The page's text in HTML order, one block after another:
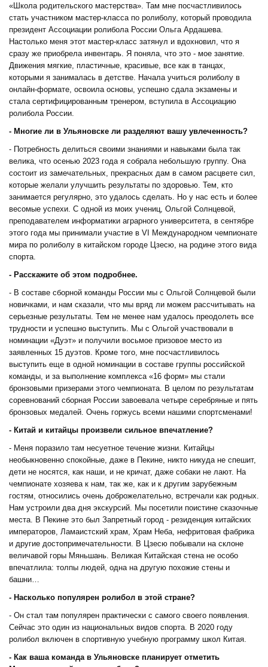
«Школа родительского мастерства». Там мне посчастливилось
стать участником мастер-класса по ролиболу, который проводила
президент Ассоциации ролибола России Ольга Ардашева.
Настолько меня этот мастер-класс затянул и вдохновил, что я
сразу же приобрела инвентарь. Я поняла, что это - мое занятие.
Движения мягкие, пластичные, красивые, все как в танцах,
которыми я занималась в детстве. Начала учиться ролиболу в
онлайн-формате, освоила основы, успешно сдала экзамены и
стала сертифицированным тренером, вступила в Ассоциацию
ролибола России.
- Многие ли в Ульяновске ли разделяют вашу увлеченность?
- Потребность делиться своими знаниями и навыками была так
велика, что осенью 2023 года я собрала небольшую группу. Она
состоит из замечательных, прекрасных дам в самом расцвете сил,
которые желали улучшить результаты по здоровью. Тем, кто
занимается регулярно, это удалось сделать. Но у нас есть и более
весомые успехи. С одной из моих учениц, Ольгой Солнцевой,
преподавателем информатики аграрного университета, в сентябре
этого года мы принимали участие в VI Международном чемпионате
мира по ролиболу в китайском городе Цзесю, на родине этого вида
спорта.
- Расскажите об этом подробнее.
- В составе сборной команды России мы с Ольгой Солнцевой были
новичками, и нам сказали, что мы вряд ли можем рассчитывать на
серьезные результаты. Тем не менее нам удалось преодолеть все
трудности и успешно выступить. Мы с Ольгой участвовали в
номинации «Дуэт» и получили восьмое призовое место из
заявленных 15 дуэтов. Кроме того, мне посчастливилось
выступить еще в одной номинации в составе группы российской
команды, и за выполнение комплекса «16 форм» мы стали
бронзовыми призерами этого чемпионата. В целом по результатам
соревнований сборная России завоевала четыре серебряные и пять
бронзовых медалей. Очень горжусь всеми нашими спортсменами!
- Китай и китайцы произвели сильное впечатление?
- Меня поразило там несуетное течение жизни. Китайцы
необыкновенно спокойные, даже в Пекине, никто никуда не спешит,
дети не носятся, как наши, и не кричат, даже собаки не лают. На
чемпионате хозяева к нам, так же, как и к другим зарубежным
гостям, относились очень доброжелательно, встречали как родных.
Нам устроили два дня экскурсий. Мы посетили поистине сказочные
места. В Пекине это был Запретный город - резиденция китайских
императоров, Ламаистский храм, Храм Неба, нефритовая фабрика
и другие достопримечательности. В Цзесю побывали на склоне
величавой горы Мяньшань. Великая Китайская стена не особо
впечатлила: толпы людей, одна на другую похожие стены и
башни…
- Насколько популярен ролибол в этой стране?
- Он стал там популярен практически с самого своего появления.
Сейчас это один из национальных видов спорта. В 2020 году
ролибол включен в спортивную учебную программу школ Китая.
- Как ваша команда в Ульяновске планирует отметить